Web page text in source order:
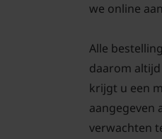
we online
Alle
daarom
krijgt u een
aangegeven
verwachten